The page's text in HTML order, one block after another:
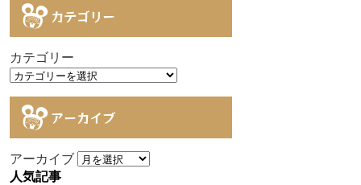
カテゴリー
カテゴリー
アーカイブ
アーカイブ
人気記事